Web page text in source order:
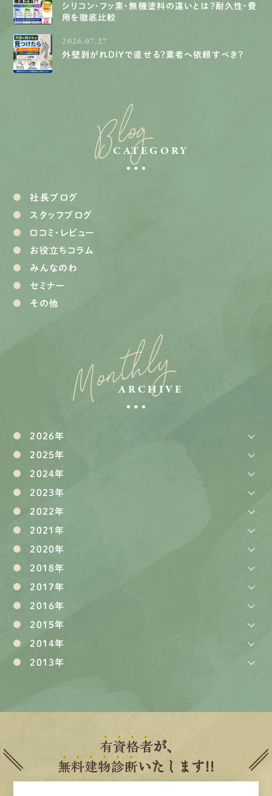
シリコン・フッ素・無機塗料の違いとは？耐久性・費
用を徹底比較
2026.07.27
外壁剥がれDIYで直せる？業者へ依頼すべき？
Blog
CATEGORY
社長ブログ
スタッフブログ
口コミ・レビュー
お役立ちコラム
みんなのわ
セミナー
その他
Monthly
ARCHIVE
2026年
2025年
2024年
2023年
2022年
2021年
2020年
2018年
2017年
2016年
2015年
2014年
2013年
有資格者が、
無料建物診断いたします!!